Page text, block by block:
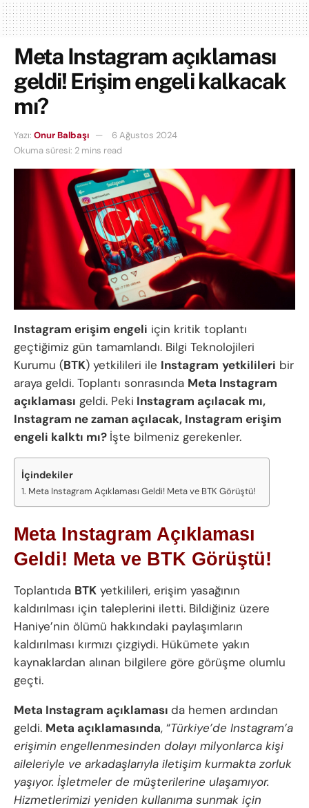
Meta Instagram açıklaması
geldi! Erişim engeli kalkacak
mı?
Yazı: Onur Balbaşı
6 Ağustos 2024
Okuma süresi: 2 mins read
Instagram erişim engeli için kritik toplantı
geçtiğimiz gün tamamlandı. Bilgi Teknolojileri
Kurumu (BTK) yetkilileri ile Instagram yetkilileri bir
araya geldi. Toplantı sonrasında Meta Instagram
açıklaması geldi. Peki Instagram açılacak mı,
Instagram ne zaman açılacak, Instagram erişim
engeli kalktı mı? İşte bilmeniz gerekenler.
İçindekiler
Meta Instagram Açıklaması Geldi! Meta ve BTK Görüştü!
Meta Instagram Açıklaması
Geldi! Meta ve BTK Görüştü!
Toplantıda BTK yetkilileri, erişim yasağının
kaldırılması için taleplerini iletti. Bildiğiniz üzere
Haniye’nin ölümü hakkındaki paylaşımların
kaldırılması kırmızı çizgiydi. Hükümete yakın
kaynaklardan alınan bilgilere göre görüşme olumlu
geçti.
Meta Instagram açıklaması da hemen ardından
geldi. Meta açıklamasında, “Türkiye’de Instagram’a
erişimin engellenmesinden dolayı milyonlarca kişi
aileleriyle ve arkadaşlarıyla iletişim kurmakta zorluk
yaşıyor. İşletmeler de müşterilerine ulaşamıyor.
Hizmetlerimizi yeniden kullanıma sunmak için